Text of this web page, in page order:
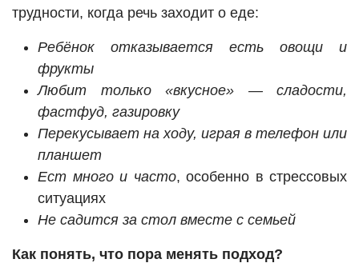
трудности, когда речь заходит о еде:
Ребёнок отказывается есть овощи и
фрукты
Любит только «вкусное» — сладости,
фастфуд, газировку
Перекусывает на ходу, играя в телефон или
планшет
Ест много и часто, особенно в стрессовых
ситуациях
Не садится за стол вместе с семьей
Как понять, что пора менять подход?